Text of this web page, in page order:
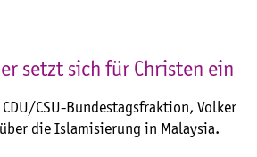
setzt sich für Christen ein
CSU-Bundestagsfraktion, Volker
die Islamisierung in Malaysia.